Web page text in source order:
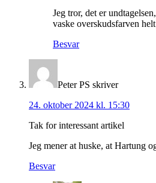
Jeg tror, det er
vaske overskudsfarven
Besvar
Peter PS skriver
24. oktober 2024 kl. 15:30
Tak for interessant artikel
Jeg mener at huske, at Hartung
Besvar